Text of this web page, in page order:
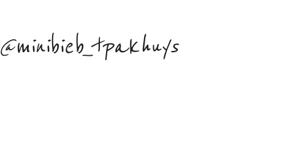
@minibieb_tpakhuys